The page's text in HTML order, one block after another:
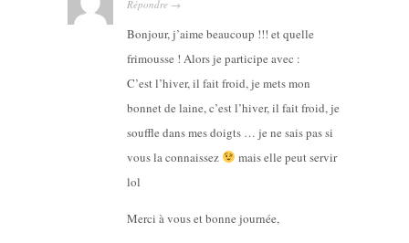
Répondre →
Bonjour, j’aime beaucoup !!! et quelle
frimousse ! Alors je participe avec :
C’est l’hiver, il fait froid, je mets mon
bonnet de laine, c’est l’hiver, il fait froid, je
souffle dans mes doigts … je ne sais pas si
vous la connaissez
mais elle peut servir
lol
Merci à vous et bonne journée,